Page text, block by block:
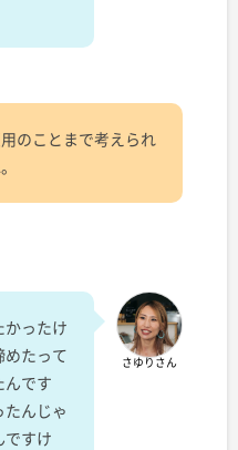
のことまで考えられ
さゆりさん
かったけ
めたって
んです
んじゃ
ですけ